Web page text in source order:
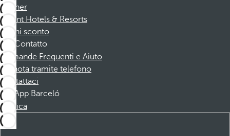
Partner
Dorint Hotels & Resorts
Buoni sconto
Contatto
Domande Frequenti e Aiuto
Prenota tramite telefono
Contattaci
App Barceló
Scarica